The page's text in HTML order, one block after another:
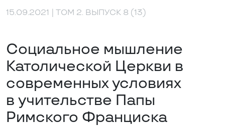
15.09.2021 | ТОМ 2. ВЫПУСК 8 (13)
Социальное мышление
Католической Церкви в
современных условиях
в учительстве Папы
Римского Франциска